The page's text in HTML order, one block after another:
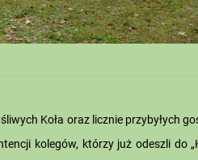
Koła oraz licznie przybyłych
kolegów, którzy już odeszli do